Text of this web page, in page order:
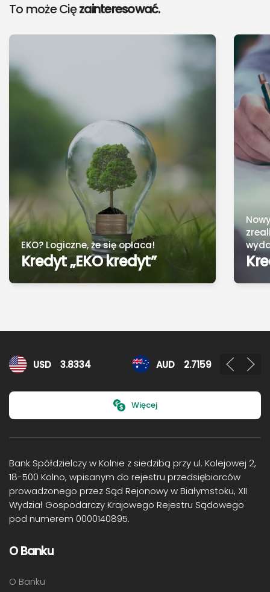
To może Cięzainteresować.
EKO? Logiczne, że się opłaca!
Kredyt „EKO kredyt”
Kursy walut
USD 3.8334 AUD 2.7159
Więcej
Bank Spółdzielczy w Kolnie z siedzibą przy ul. Kolejowej 2,
18-500 Kolno, wpisanym do rejestru przedsiębiorców
prowadzonego przez Sąd Rejonowy w Białymstoku, XII
Wydział Gospodarczy Krajowego Rejestru Sądowego
pod numerem 0000140895.
O Banku
O Banku